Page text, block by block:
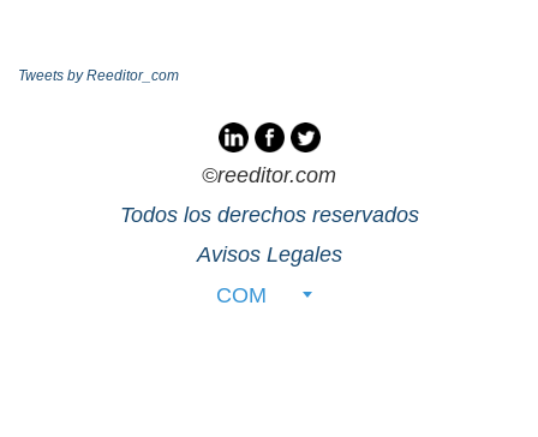
Tweets by Reeditor_com
©reeditor.com
Todos los derechos reservados
Avisos Legales